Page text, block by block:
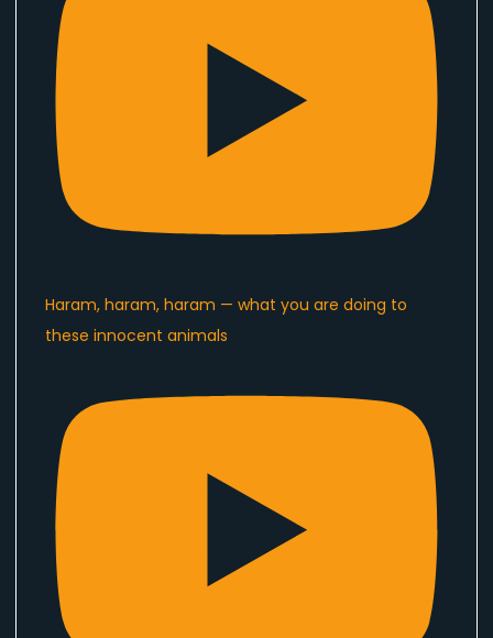
Haram, haram, haram — what you are doing to
these innocent animals